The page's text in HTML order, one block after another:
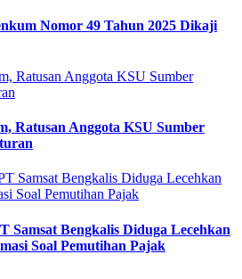
Nomor 49 Tahun 2025 Dikaji
Ratusan Anggota KSU Sumber
Samsat Bengkalis Diduga Lecehkan
Soal Pemutihan Pajak